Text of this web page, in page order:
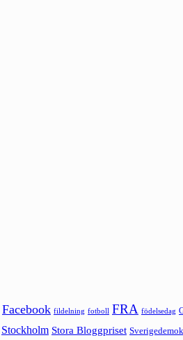
Facebook fildelning fotboll FRA födelsedag
Stockholm Stora Bloggpriset